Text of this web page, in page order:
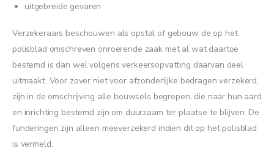
uitgebreide gevaren
Verzekeraars beschouwen als opstal of gebouw de op het
polisblad omschreven onroerende zaak met al wat daartoe
bestemd is dan wel volgens verkeersopvatting daarvan deel
uitmaakt. Voor zover niet voor afzonderlijke bedragen verzekerd,
zijn in de omschrijving alle bouwsels begrepen, die naar hun aard
en inrichting bestemd zijn om duurzaam ter plaatse te blijven. De
funderingen zijn alleen meeverzekerd indien dit op het polisblad
is vermeld.